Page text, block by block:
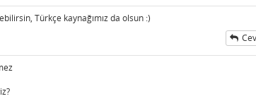
Türkçe kaynağımız da olsun :)